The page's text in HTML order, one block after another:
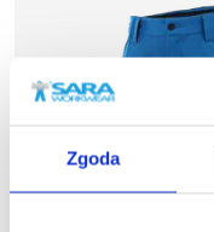
Zgoda